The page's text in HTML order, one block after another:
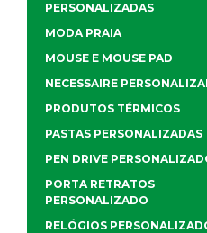
PERSONALIZADAS
MODA PRAIA
MOUSE E MOUSE PAD
NECESSAIRE
PRODUTOS TÉRMICOS
PASTAS PERSONALIZADAS
PEN DRIVE
PORTA RETRATOS
PERSONALIZADO
RELÓGIOS